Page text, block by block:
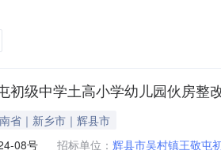
条例》的要求由采购人发布的，陕西省
初级中学土高小学幼儿园伙房整
省｜新乡市｜辉县市
08号 招标单位： 辉县市吴村镇王敬屯